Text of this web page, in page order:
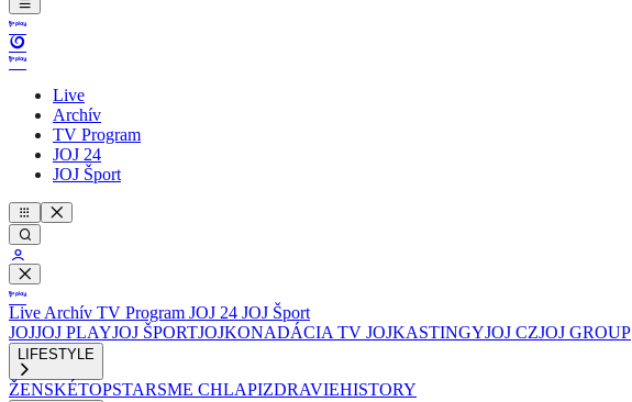
Live
Archív
TV Program
JOJ 24
JOJ Šport
Live Archív TV Program JOJ 24 JOJ Šport
JOJJOJ PLAYJOJ ŠPORTJOJKONADÁCIA TV JOJKASTINGYJOJ CZJOJ GROUP
LIFESTYLE
ŽENSKÉTOPSTARSME CHLAPIZDRAVIEHISTORY